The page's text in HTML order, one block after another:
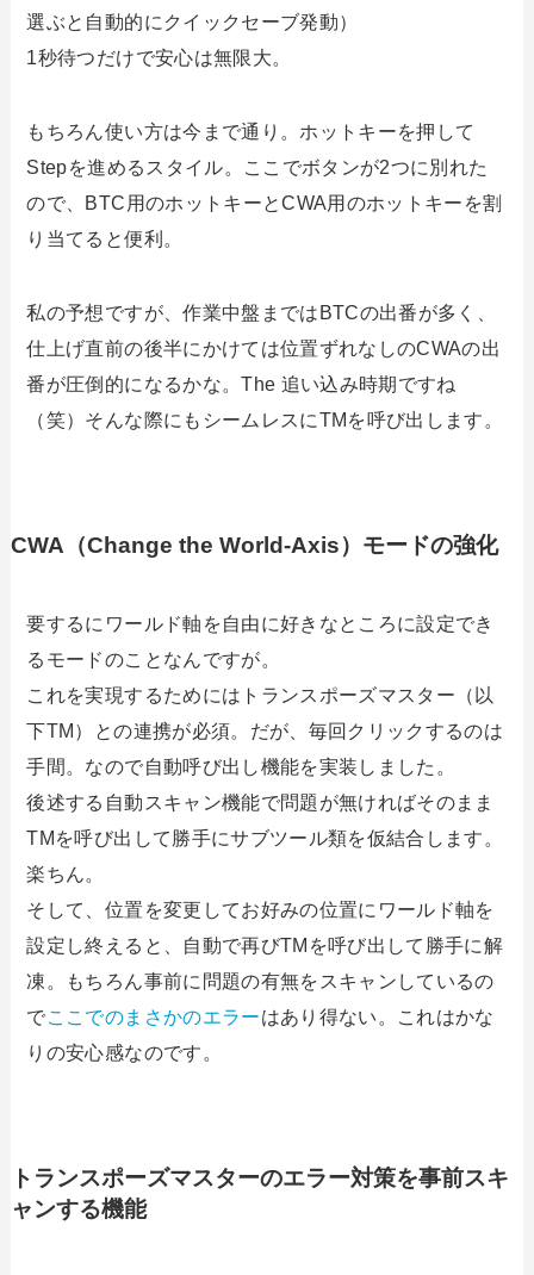
選ぶと自動的にクイックセーブ発動）
1秒待つだけで安心は無限大。
もちろん使い方は今まで通り。ホットキーを押して
Stepを進めるスタイル。ここでボタンが2つに別れた
ので、BTC用のホットキーとCWA用のホットキーを割
り当てると便利。
私の予想ですが、作業中盤まではBTCの出番が多く、
仕上げ直前の後半にかけては位置ずれなしのCWAの出
番が圧倒的になるかな。The 追い込み時期ですね
（笑）そんな際にもシームレスにTMを呼び出します。
CWA（Change the World-Axis）モードの強化
要するにワールド軸を自由に好きなところに設定でき
るモードのことなんですが。
これを実現するためにはトランスポーズマスター（以
下TM）との連携が必須。だが、毎回クリックするのは
手間。なので自動呼び出し機能を実装しました。
後述する自動スキャン機能で問題が無ければそのまま
TMを呼び出して勝手にサブツール類を仮結合します。
楽ちん。
そして、位置を変更してお好みの位置にワールド軸を
設定し終えると、自動で再びTMを呼び出して勝手に解
凍。もちろん事前に問題の有無をスキャンしているの
でここでのまさかのエラーはあり得ない。これはかな
りの安心感なのです。
トランスポーズマスターのエラー対策を事前スキ
ャンする機能